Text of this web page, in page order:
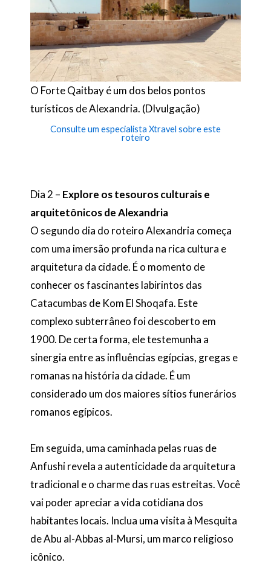
O Forte Qaitbay é um dos belos pontos
turísticos de Alexandria. (DIvulgação)
Consulte um especialista Xtravel sobre este
roteiro
Dia 2 – Explore os tesouros culturais e
arquitetônicos de Alexandria
O segundo dia do roteiro Alexandria começa
com uma imersão profunda na rica cultura e
arquitetura da cidade. É o momento de
conhecer os fascinantes labirintos das
Catacumbas de Kom El Shoqafa. Este
complexo subterrâneo foi descoberto em
1900. De certa forma, ele testemunha a
sinergia entre as influências egípcias, gregas e
romanas na história da cidade. É um
considerado um dos maiores sítios funerários
romanos egípicos.
Em seguida, uma caminhada pelas ruas de
Anfushi revela a autenticidade da arquitetura
tradicional e o charme das ruas estreitas. Você
vai poder apreciar a vida cotidiana dos
habitantes locais. Inclua uma visita à Mesquita
de Abu al-Abbas al-Mursi, um marco religioso
icônico.